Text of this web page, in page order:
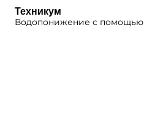
Техникум
Водопонижение с помощью